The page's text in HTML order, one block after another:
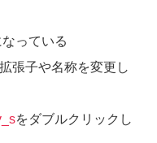
なっている
張子や名称を変更し
をダブルクリックし